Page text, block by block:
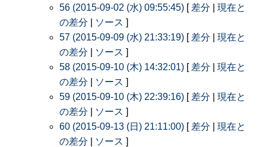
56 (2015-09-02 (水) 09:55:45) [ 差分
現在と
の差分
ソース ]
57 (2015-09-09 (水) 21:33:19) [ 差分
現在と
の差分
ソース ]
58 (2015-09-10 (木) 14:32:01) [ 差分
現在と
の差分
ソース ]
59 (2015-09-10 (木) 22:39:16) [ 差分
現在と
の差分
ソース ]
60 (2015-09-13 (日) 21:11:00) [ 差分
現在と
の差分
ソース ]